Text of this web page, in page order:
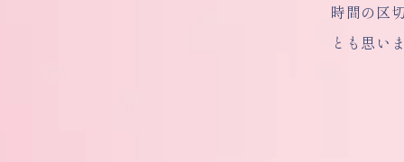
時間の区
とも思い